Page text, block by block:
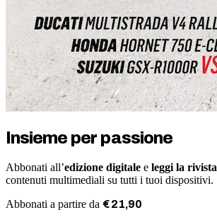
Insieme per passione
Abbonati all’edizione digitale e leggi la rivista
contenuti multimediali su tutti i tuoi dispositivi.
Abbonati a partire da €21,90